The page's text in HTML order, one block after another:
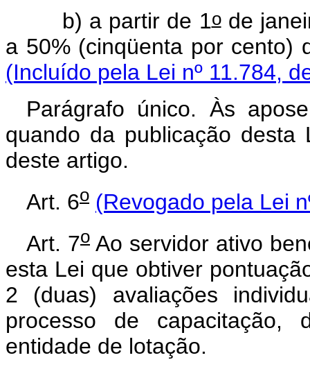
b) a partir de 1ode
a 50% (cinqüenta por cento)
(Incluído pela Lei nº 11.784,
Parágrafo único. Às
quando da publicação
deste artigo.
Art. 6o (Revogado pela Lei
Art. 7o Ao servidor ativo
esta Lei que obtiver
2 (duas) avaliações
processo de capacitação,
entidade de lotação.